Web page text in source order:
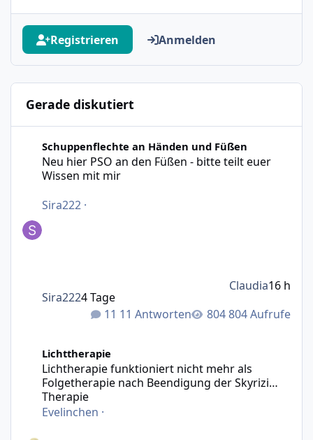
Registrieren Anmelden
Gerade diskutiert
Schuppenflechte an Händen und Füßen
Neu hier PSO an den Füßen - bitte teilt euer
Wissen mit mir
Sira222 ·
11 Antworten 804 Aufrufe
Sira2224 Tage
Claudia16 h
Lichttherapie
Lichtherapie funktioniert nicht mehr als
Folgetherapie nach Beendigung der Skyrizi
Therapie
Evelinchen ·